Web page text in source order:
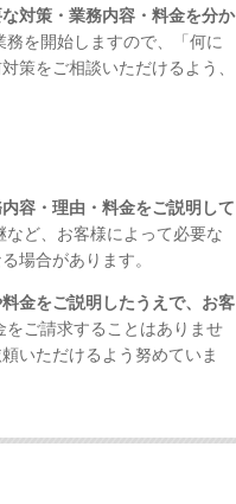
対策・業務内容・料金を分か
務を開始しますので、「何に
策をご相談いただけるよう、
容・理由・料金をご説明して
ど、お客様によって必要な
場合があります。
金をご説明したうえで、お客
ご請求することはありませ
いただけるよう努めていま